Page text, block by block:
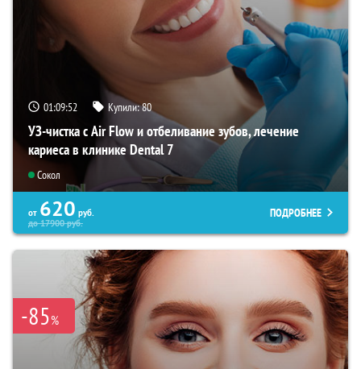
01:09:51 Купили:80
УЗ-чистка с Air Flow и отбеливание зубов, лечение
кариеса в клинике Dental 7
Сокол
от 620 руб.
до17900руб.
ПОДРОБНЕЕ
-85%